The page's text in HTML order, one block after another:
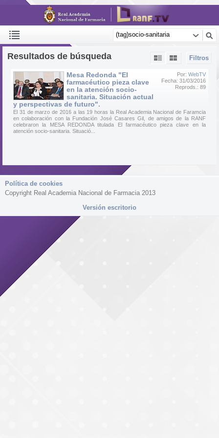
Filtros
Resultados de búsqueda
Por: WebTV
Fecha: 31/03/2016
Reprods.: 89
Mesa Redonda "El
farmacéutico pieza clave
en la atención socio-
sanitaria. Situación actual
y perspectivas de futuro".
El 31 de marzo de 2016 a las 19 horas la Real Academia Nacional de Faramcia
en colaboración con la Fundación José Casares Gil, de amigos de la RANF
celebraron la MESA REDONDA titulada El farmacéutico pieza clave en la
atención socio-sanitaria. Situació...
Política de cookies
Copyright Real Academia Nacional de Farmacia 2013
Versión escritorio